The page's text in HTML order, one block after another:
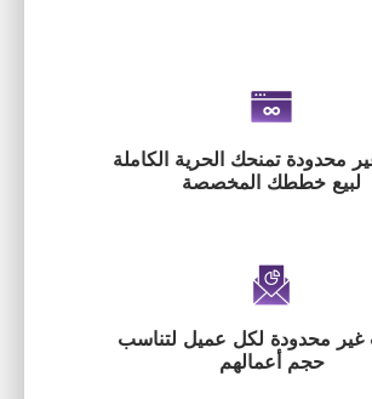
محدودة تمنحك الحرية الكاملة
لبيع خططك المخصصة
غير محدودة لكل عميل لتناسب
حجم أعمالهم